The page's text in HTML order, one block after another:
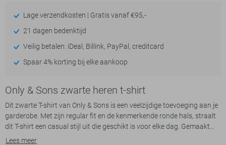
Lage verzendkosten | Gratis vanaf €95,-
21 dagen bedenktijd
Veilig betalen: iDeal, Billink, PayPal, creditcard
Spaar 4% korting bij elke aankoop
Only & Sons zwarte heren t-shirt
Dit zwarte T-shirt van Only & Sons is een veelzijdige toevoeging aan je
garderobe. Met zijn regular fit en de kenmerkende ronde hals, straalt
dit T-shirt een casual stijl uit die geschikt is voor elke dag. Gemaakt
van 100% organisch katoen, biedt het een zachte en comfortabele
Lees meer